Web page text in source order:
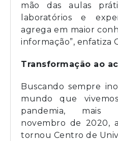
mão das aulas
laboratórios e
agrega em maior
informação”, enfatiza
Transformação ao
Buscando sempre
mundo que
pandemia, mais
novembro de 2020,
tornou Centro de